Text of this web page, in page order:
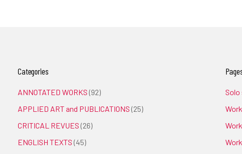
Categories
ANNOTATED WORKS (92)
APPLIED ART and PUBLICATIONS (25)
CRITICAL REVUES (26)
ENGLISH TEXTS (45)
Solo